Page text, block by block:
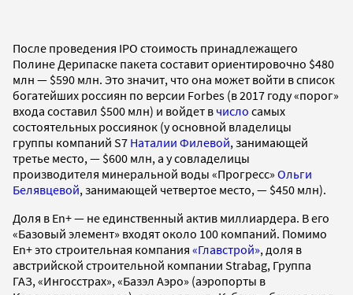
После проведения IPO стоимость принадлежащего
Полине Дерипаске пакета составит ориентировочно $480
млн — $590 млн. Это значит, что она может войти в список
богатейших россиян по версии Forbes (в 2017 году «порог»
входа составил $500 млн) и войдет в число самых
состоятельных россиянок (у основной владелицы
группы компаний S7 Наталии Филевой, занимающей
третье место, — $600 млн, а у совладелицы
производителя минеральной воды «Прогресс» Ольги
Белявцевой, занимающей четвертое место, — $450 млн).
Доля в En+ — не единственный актив миллиардера. В его
«Базовый элемент» входят около 100 компаний. Помимо
En+ это строительная компания «Главстрой», доля в
австрийской строительной компании Strabag, Группа
ГАЗ, «Ингосстрах», «Базэл Аэро» (аэропорты в